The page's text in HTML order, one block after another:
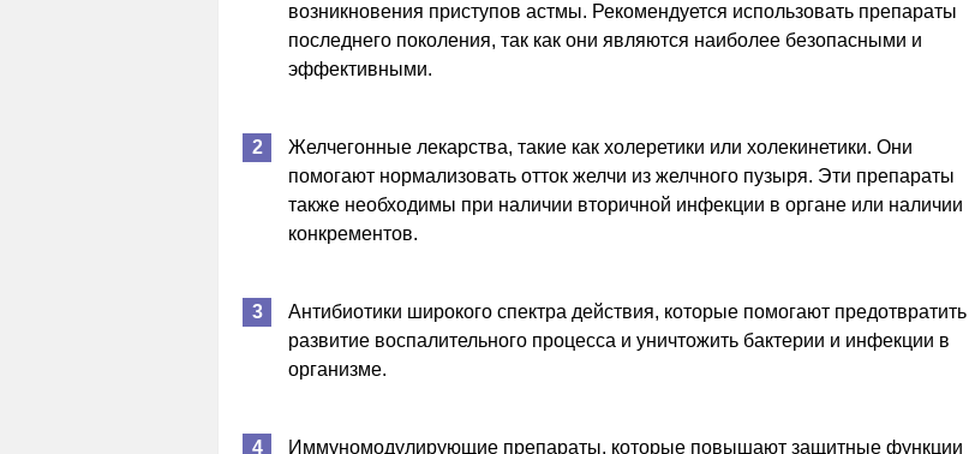
возникновения приступов астмы. Рекомендуется использовать препараты
последнего поколения, так как они являются наиболее безопасными и
эффективными.
Желчегонные лекарства, такие как холеретики или холекинетики. Они
помогают нормализовать отток желчи из желчного пузыря. Эти препараты
также необходимы при наличии вторичной инфекции в органе или наличии
конкрементов.
Антибиотики широкого спектра действия, которые помогают предотвратить
развитие воспалительного процесса и уничтожить бактерии и инфекции в
организме.
Иммуномодулирующие препараты, которые повышают защитные функции